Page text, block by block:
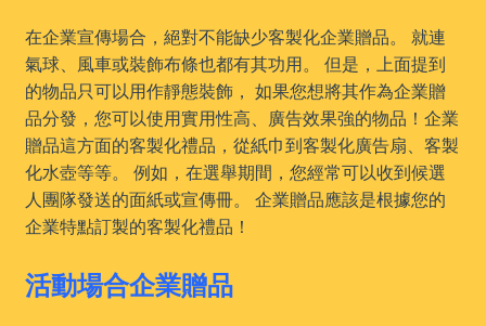
在企業宣傳場合，絕對不能缺少客製化企業贈品。 就連
氣球、風車或裝飾布條也都有其功用。 但是，上面提到
的物品只可以用作靜態裝飾， 如果您想將其作為企業贈
品分發，您可以使用實用性高、廣告效果強的物品！企業
贈品這方面的客製化禮品，從紙巾到客製化廣告扇、客製
化水壺等等。 例如，在選舉期間，您經常可以收到候選
人團隊發送的面紙或宣傳冊。 企業贈品應該是根據您的
企業特點訂製的客製化禮品！
活動場合企業贈品